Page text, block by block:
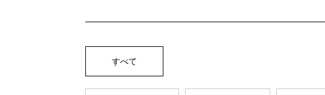
すべて